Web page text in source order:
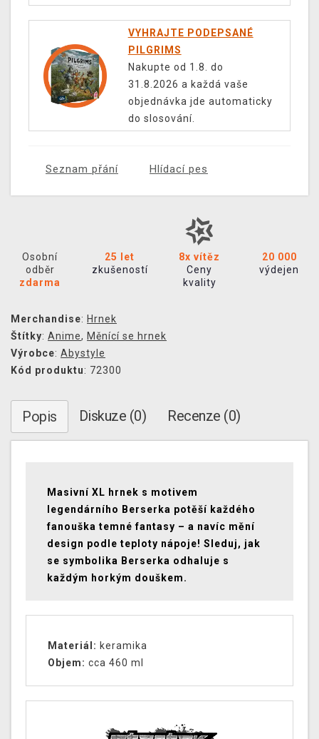
VYHRAJTE PODEPSANÉ
PILGRIMS
Nakupte od 1.8. do
31.8.2026 a každá vaše
objednávka jde automaticky
do slosování.
Seznam přání Hlídací pes
Osobní
odběr
zdarma
25 let
zkušeností
8x vítěz
Ceny
kvality
20 000
výdejen
Merchandise: Hrnek
Štítky: Anime, Měnící se hrnek
Výrobce: Abystyle
Kód produktu: 72300
Popis Diskuze (0) Recenze (0)
Masivní XL hrnek s motivem
legendárního Berserka potěší každého
fanouška temné fantasy – a navíc mění
design podle teploty nápoje! Sleduj, jak
se symbolika Berserka odhaluje s
každým horkým douškem.
Materiál: keramika
Objem: cca 460 ml